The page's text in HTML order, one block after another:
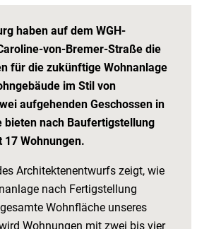
haben auf dem WGH-
von-Bremer-Straße die
für die zukünftige Wohnanlage
im Stil von
aufgehenden Geschossen in
bieten nach Baufertigstellung
Wohnungen.
Architektenentwurfs zeigt, wie
nach Fertigstellung
Wohnfläche unseres
Wohnungen mit zwei bis vier